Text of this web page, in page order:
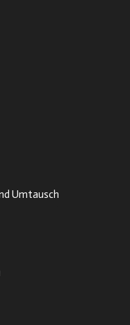
Umtausch